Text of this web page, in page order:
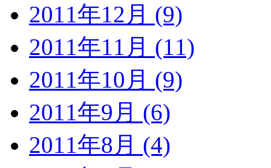
2011年12月 (9)
2011年11月 (11)
2011年10月 (9)
2011年9月 (6)
2011年8月 (4)